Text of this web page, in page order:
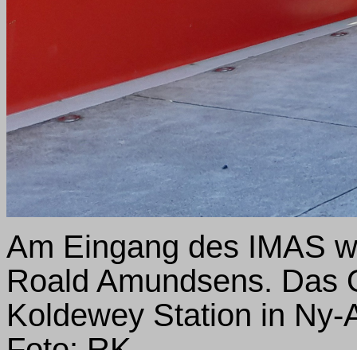
Am Eingang des IMAS
Roald Amundsens. Das
Koldewey Station in